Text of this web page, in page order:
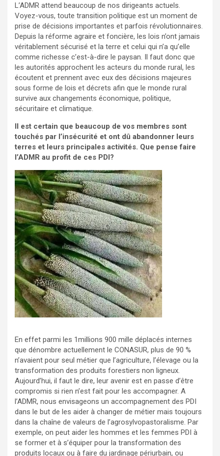
L’ADMR attend beaucoup de nos dirigeants actuels.
Voyez-vous, toute transition politique est un moment de
prise de décisions importantes et parfois révolutionnaires.
Depuis la réforme agraire et foncière, les lois n’ont jamais
véritablement sécurisé et la terre et celui qui n’a qu’elle
comme richesse c’est-à-dire le paysan. Il faut donc que
les autorités approchent les acteurs du monde rural, les
écoutent et prennent avec eux des décisions majeures
sous forme de lois et décrets afin que le monde rural
survive aux changements économique, politique,
sécuritaire et climatique.
Il est certain que beaucoup de vos membres sont
touchés par l’insécurité et ont dû abandonner leurs
terres et leurs principales activités. Que pense faire
l’ADMR au profit de ces PDI?
En effet parmi les 1millions 900 mille déplacés internes
que dénombre actuellement le CONASUR, plus de 90 %
n’avaient pour seul métier que l’agriculture, l’élevage ou la
transformation des produits forestiers non ligneux.
Aujourd’hui, il faut le dire, leur avenir est en passe d’être
compromis si rien n’est fait pour les accompagner. A
l’ADMR, nous envisageons un accompagnement des PDI
dans le but de les aider à changer de métier mais toujours
dans la chaîne de valeurs de l’agrosylvopastoralisme. Par
exemple, on peut aider les hommes et les femmes PDI à
se former et à s’équiper pour la transformation des
produits locaux ou à faire du jardinage périurbain, ou